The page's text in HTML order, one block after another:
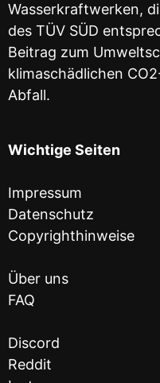
Wasserkraftwerken,
des TÜV SÜD
Beitrag zum
klimaschädlichen
Abfall.
Wichtige Seiten
Impressum
Datenschutz
Copyrighthinweise
Über uns
FAQ
Discord
Reddit